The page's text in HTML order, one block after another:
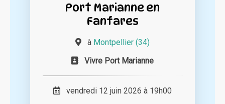
Port Marianne en
Fanfares
à Montpellier (34)
Vivre Port Marianne
vendredi 12 juin 2026 à 19h00